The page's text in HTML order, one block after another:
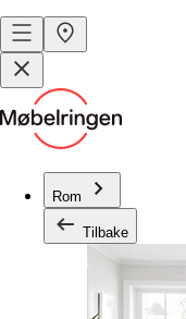
Rom
Tilbake